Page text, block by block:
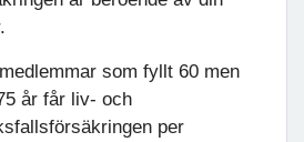
som fyllt 60 men
år får liv- och
per